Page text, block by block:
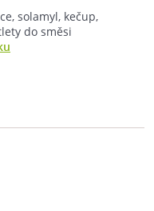
solamyl, kečup,
do směsi